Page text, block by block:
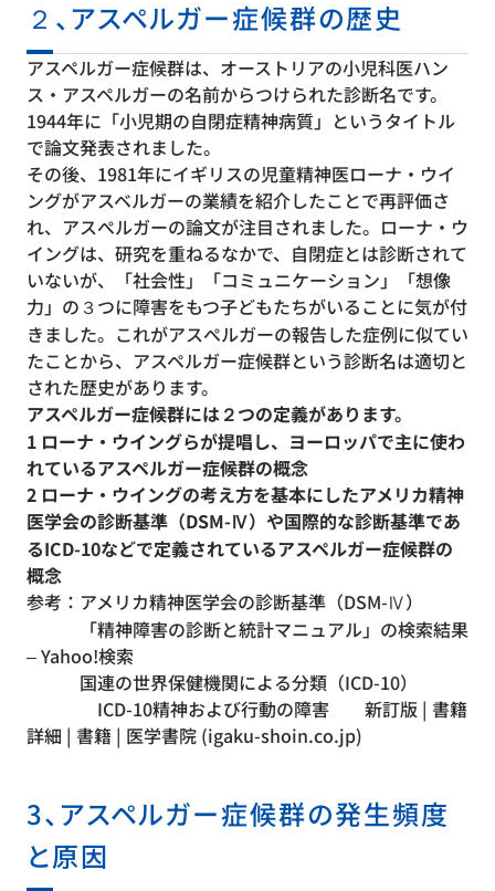
２、アスペルガー症候群の歴史
アスペルガー症候群は、オーストリアの小児科医ハン
ス・アスペルガーの名前からつけられた診断名です。
1944年に「小児期の自閉症精神病質」というタイトル
で論文発表されました。
その後、1981年にイギリスの児童精神医ローナ・ウイ
ングがアスベルガーの業績を紹介したことで再評価さ
れ、アスぺルガーの論文が注目されました。ローナ・ウ
イングは、研究を重ねるなかで、自閉症とは診断されて
いないが、「社会性」「コミュニケーション」「想像
力」の３つに障害をもつ子どもたちがいることに気が付
きました。これがアスぺルガーの報告した症例に似てい
たことから、アスペルガー症候群という診断名は適切と
された歴史があります。
アスペルガー症候群には２つの定義があります。
1 ローナ・ウイングらが提唱し、ヨーロッパで主に使わ
れているアスペルガー症候群の概念
2 ローナ・ウイングの考え方を基本にしたアメリカ精神
医学会の診断基準（DSM-Ⅳ）や国際的な診断基準であ
るICD-10などで定義されているアスペルガー症候群の
概念
参考：アメリカ精神医学会の診断基準（DSM-Ⅳ）
「精神障害の診断と統計マニュアル」の検索結果
– Yahoo!検索
国連の世界保健機関による分類（ICD-10）
ICD-10精神および行動の障害 新訂版 | 書籍
詳細 | 書籍 | 医学書院 (igaku-shoin.co.jp)
3、アスペルガー症候群の発生頻度
と原因